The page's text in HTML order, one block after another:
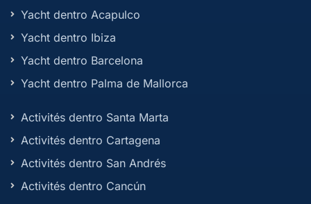
Yacht dentro Acapulco
Yacht dentro Ibiza
Yacht dentro Barcelona
Yacht dentro Palma de Mallorca
Activités dentro Santa Marta
Activités dentro Cartagena
Activités dentro San Andrés
Activités dentro Cancún